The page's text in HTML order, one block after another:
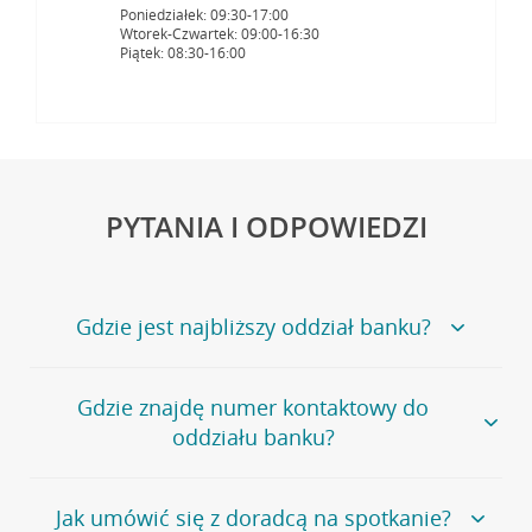
Poniedziałek: 09:30-17:00
Wtorek-Czwartek: 09:00-16:30
Piątek: 08:30-16:00
PYTANIA I ODPOWIEDZI
Gdzie jest najbliższy oddział banku?
Jeśli szukasz oddziału naszego banku, zapraszamy na
stronęPlacówki i bankomaty, na której znajduje się
wygodna wyszukiwarka.
oddziałów
Gdzie znajdę numer kontaktowy do
oddziału banku?
Bank Credit Agricole nie udostępnia ogólnego numeru
Jak umówić się z doradcą na spotkanie?